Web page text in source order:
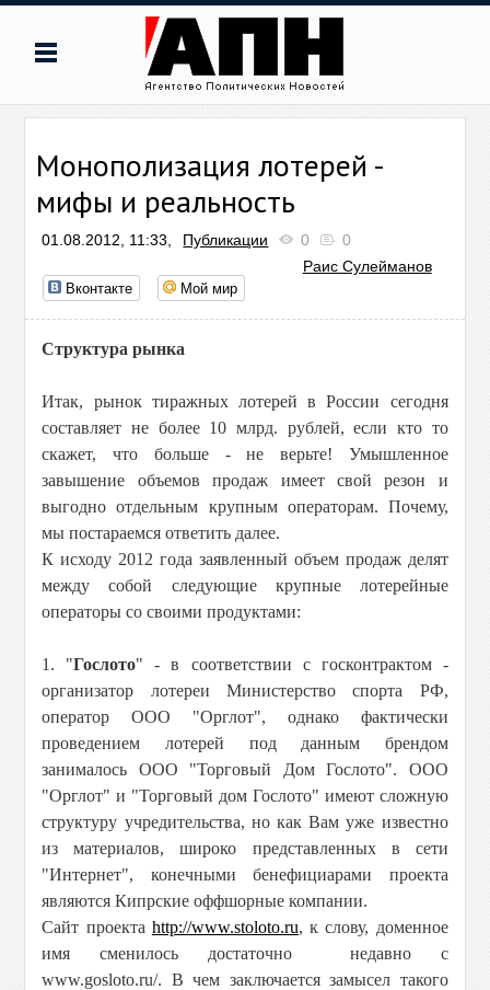
Монополизация лотерей -
мифы и реальность
01.08.2012, 11:33, Публикации 0
0
Раис Сулейманов
Вконтакте Мой мир
Структура рынка
Итак, рынок тиражных лотерей в России сегодня
составляет не более 10 млрд. рублей, если кто то
скажет, что больше - не верьте! Умышленное
завышение объемов продаж имеет свой резон и
выгодно отдельным крупным операторам. Почему,
мы постараемся ответить далее.
К исходу 2012 года заявленный объем продаж делят
между собой следующие крупные лотерейные
операторы со своими продуктами:
1. "Гослото" - в соответствии с госконтрактом -
организатор лотереи Министерство спорта РФ,
оператор ООО "Орглот", однако фактически
проведением лотерей под данным брендом
занималось ООО "Торговый Дом Гослото". ООО
"Орглот" и "Торговый дом Гослото" имеют сложную
структуру учредительства, но как Вам уже известно
из материалов, широко представленных в сети
"Интернет", конечными бенефициарами проекта
являются Кипрские оффшорные компании.
Сайт проекта http://www.stoloto.ru, к слову, доменное
имя сменилось достаточно недавно с
www.gosloto.ru/. В чем заключается замысел такого